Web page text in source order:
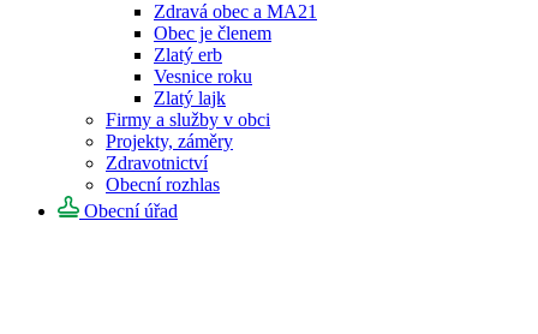
Zdravá obec a MA21
Obec je členem
Zlatý erb
Vesnice roku
Zlatý lajk
Firmy a služby v obci
Projekty, záměry
Zdravotnictví
Obecní rozhlas
Obecní úřad